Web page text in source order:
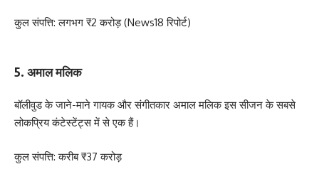
कुल संपत्ति: लगभग ₹2 करोड़ (News18 रिपोर्ट)
5. अमाल मलिक
बॉलीवुड के जाने-माने गायक और संगीतकार अमाल मलिक इस सीजन के सबसे
लोकप्रिय कंटेस्टेंट्स में से एक हैं।
कुल संपत्ति: करीब ₹37 करोड़